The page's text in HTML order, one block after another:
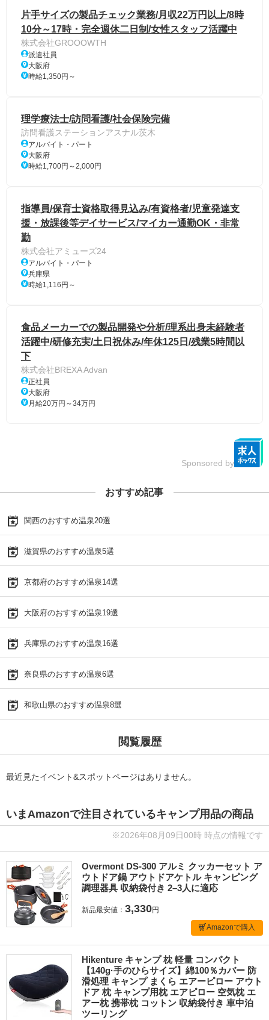
片手サイズの製品チェック業務/月収22万円以上/8時
10分～17時・完全週休二日制/女性スタッフ活躍中
株式会社GROOOWTH
派遣社員
大阪府
時給1,350円～
理学療法士/訪問看護/社会保険完備
訪問看護ステーションアスナル茨木
アルバイト・パート
大阪府
時給1,700円～2,000円
指導員/保育士資格取得見込み/有資格者/児童発達支
援・放課後等デイサービス/マイカー通勤OK・非常
勤
株式会社アミューズ24
アルバイト・パート
兵庫県
時給1,116円～
食品メーカーでの製品開発や分析/理系出身未経験者
活躍中/研修充実/土日祝休み/年休125日/残業5時間以
下
株式会社BREXA Advan
正社員
大阪府
月給20万円～34万円
Sponsored by
おすすめ記事
関西のおすすめ温泉20選
滋賀県のおすすめ温泉5選
京都府のおすすめ温泉14選
大阪府のおすすめ温泉19選
兵庫県のおすすめ温泉16選
奈良県のおすすめ温泉6選
和歌山県のおすすめ温泉8選
閲覧履歴
最近見たイベント&スポットページはありません。
いまAmazonで注目されているキャンプ用品の商品
※2026年08月09日00時 時点の情報です
Overmont DS-300 アルミ クッカーセット ア
ウトドア鍋 アウトドアケトル キャンピング
調理器具 収納袋付き 2–3人に適応
新品最安値： 3,330円
Amazonで購入
Hikenture キャンプ 枕 軽量 コンパクト
【140g·手のひらサイズ】綿100％カバー 防
滑処理 キャンプ まくら エアーピロー アウト
ドア 枕 キャンプ用枕 エアピロー 空気枕 エ
アー枕 携帯枕 コットン 収納袋付き 車中泊
ツーリング